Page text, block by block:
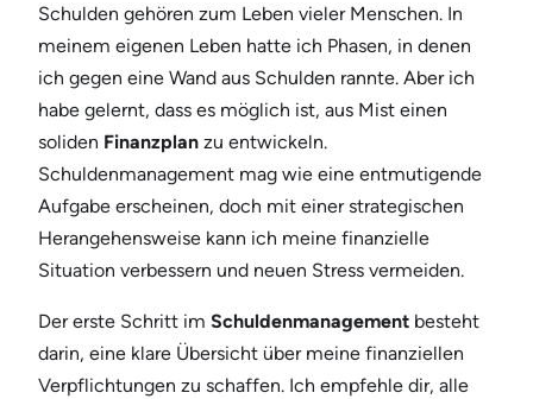
Schulden gehören zum Leben vieler Menschen. In
meinem eigenen Leben hatte ich Phasen, in denen
ich gegen eine Wand aus Schulden rannte. Aber ich
habe gelernt, dass es möglich ist, aus Mist einen
soliden Finanzplan zu entwickeln.
Schuldenmanagement mag wie eine entmutigende
Aufgabe erscheinen, doch mit einer strategischen
Herangehensweise kann ich meine finanzielle
Situation verbessern und neuen Stress vermeiden.
Der erste Schritt im Schuldenmanagement besteht
darin, eine klare Übersicht über meine finanziellen
Verpflichtungen zu schaffen. Ich empfehle dir, alle